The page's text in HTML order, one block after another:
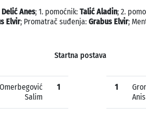
Delić Anes; 1. pomoćnik: Talić Aladin; 2.
Elvir; Promatrač suđenja: Grabus Elvir;
Startna postava
Omerbegović
Salim
1 1
Anis